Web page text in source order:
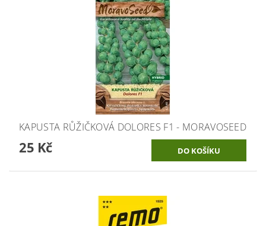
KAPUSTA RŮŽIČKOVÁ DOLORES F1 - MORAVOSEED
25 Kč